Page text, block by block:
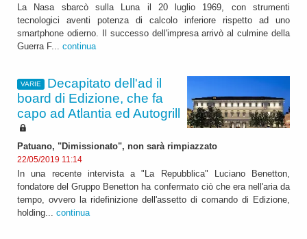
La Nasa sbarcò sulla Luna il 20 luglio 1969, con strumenti
tecnologici aventi potenza di calcolo inferiore rispetto ad uno
smartphone odierno. Il successo dell'impresa arrivò al culmine della
Guerra F... continua
VARIE
Decapitato dell'ad il
board di Edizione, che fa
capo ad Atlantia ed Autogrill
Patuano, "Dimissionato", non sarà rimpiazzato
22/05/2019 11:14
In una recente intervista a "La Repubblica" Luciano Benetton,
fondatore del Gruppo Benetton ha confermato ciò che era nell'aria da
tempo, ovvero la ridefinizione dell'assetto di comando di Edizione,
holding... continua